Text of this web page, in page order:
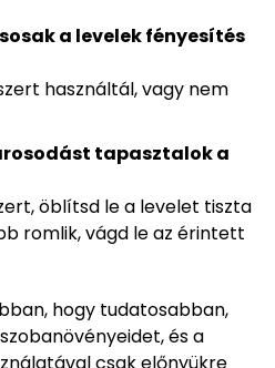
a levelek fényesítés
használtál, vagy nem
tapasztalok a
öblítsd le a levelet tiszta
romlik, vágd le az érintett
hogy tudatosabban,
és a